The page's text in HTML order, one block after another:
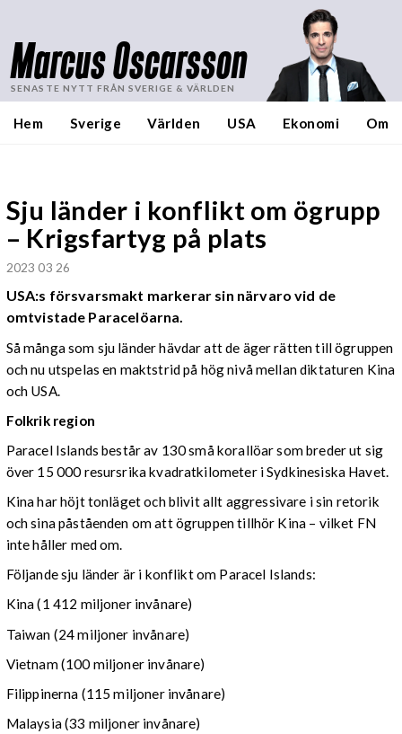
Marcus Oscarsson
SENASTE NYTT FRÅN SVERIGE & VÄRLDEN
Hem Sverige Världen USA Ekonomi Om
Sju länder i konflikt om ögrupp
– Krigsfartyg på plats
2023 03 26
USA:s försvarsmakt markerar sin närvaro vid de
omtvistade Paracelöarna.
Så många som sju länder hävdar att de äger rätten till ögruppen
och nu utspelas en maktstrid på hög nivå mellan diktaturen Kina
och USA.
Folkrik region
Paracel Islands består av 130 små korallöar som breder ut sig
över 15 000 resursrika kvadratkilometer i Sydkinesiska Havet.
Kina har höjt tonläget och blivit allt aggressivare i sin retorik
och sina påståenden om att ögruppen tillhör Kina – vilket FN
inte håller med om.
Följande sju länder är i konflikt om Paracel Islands:
Kina (1 412 miljoner invånare)
Taiwan (24 miljoner invånare)
Vietnam (100 miljoner invånare)
Filippinerna (115 miljoner invånare)
Malaysia (33 miljoner invånare)